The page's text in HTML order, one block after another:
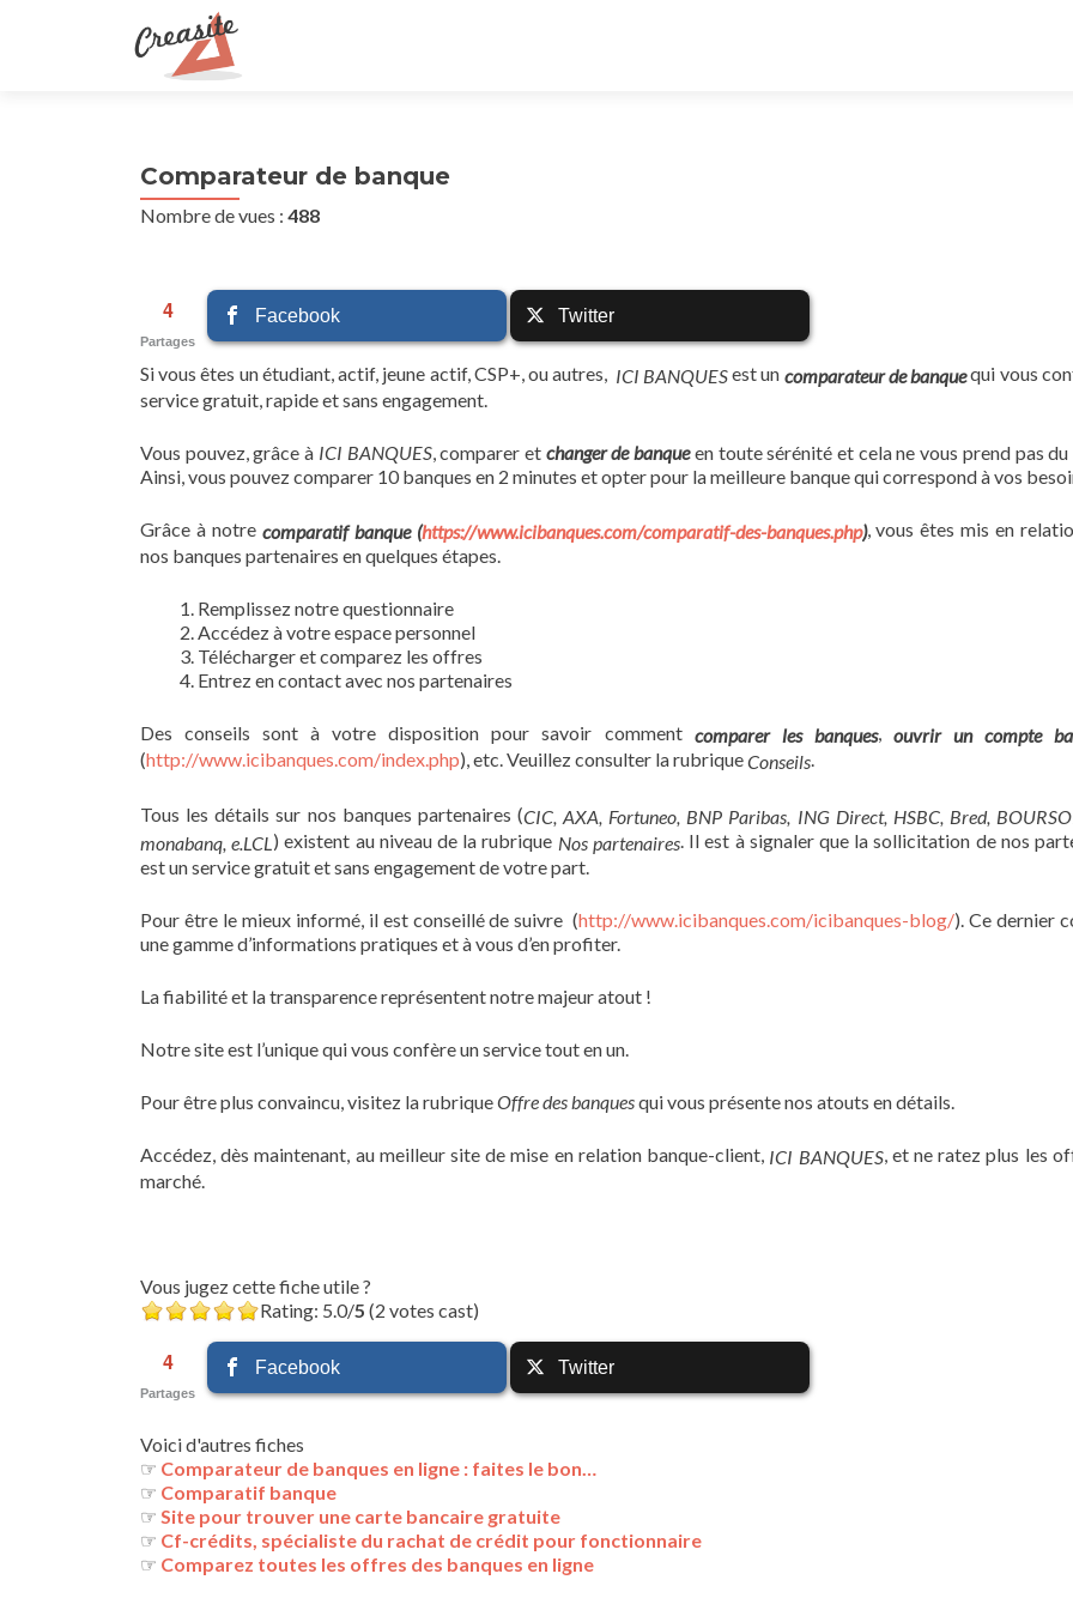
Comparateur de banque
Nombre de vues : 488
4
Partages
Facebook Twitter
Si vous êtes un étudiant, actif, jeune actif, CSP+, ou autres, ICI BANQUESest un comparateur de banquequi vous
service gratuit, rapide et sans engagement.
Vous pouvez, grâce à ICI BANQUES, comparer et changer de banque en toute sérénité et cela ne vous prend pas
Ainsi, vous pouvez comparer 10 banques en 2 minutes et opter pour la meilleure banque qui correspond à vos
Grâce à notre comparatif banque (https://www.icibanques.com/comparatif-des-banques.php), vous êtes mis en
nos banques partenaires en quelques étapes.
Remplissez notre questionnaire
Accédez à votre espace personnel
Télécharger et comparez les offres
Entrez en contact avec nos partenaires
Des conseils sont à votre disposition pour savoir comment comparer les banques, ouvrir un compte
(http://www.icibanques.com/index.php), etc. Veuillez consulter la rubriqueConseils
Tous les détails sur nos banques partenaires (CIC, AXA, Fortuneo, BNP Paribas, ING Direct, HSBC, Bred,
monabanq, e.LCL ) existent au niveau de la rubrique Nos partenaires. Il est à signaler que la sollicitation de nos
est un service gratuit et sans engagement de votre part.
Pour être le mieux informé, il est conseillé de suivre (http://www.icibanques.com/icibanques-blog/). Ce dernier
une gamme d’informations pratiques et à vous d’en profiter.
La fiabilité et la transparence représentent notre majeur atout !
Notre site est l’unique qui vous confère un service tout en un.
Pour être plus convaincu, visitez la rubriqueOffre des banquesqui vous présente nos atouts en détails.
Accédez, dès maintenant, au meilleur site de mise en relation banque-client, ICI BANQUES, et ne ratez plus les
marché.
Vous jugez cette fiche utile ?
Rating: 5.0/5 (2 votes cast)
4
Partages
Facebook Twitter
Voici d'autres fiches
☞ Comparateur de banques en ligne : faites le bon…
☞ Comparatif banque
☞ Site pour trouver une carte bancaire gratuite
☞ Cf-crédits, spécialiste du rachat de crédit pour fonctionnaire
☞ Comparez toutes les offres des banques en ligne